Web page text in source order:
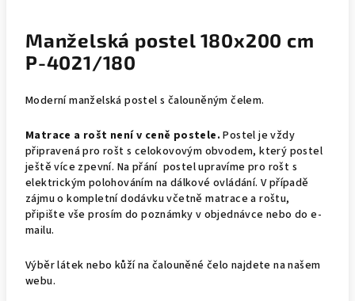
Manželská postel 180x200 cm
P-4021/180
Moderní manželská postel s čalouněným čelem.
Matrace a rošt není v ceně postele. Postel je vždy
připravená pro rošt s celokovovým obvodem, který postel
ještě více zpevní. Na přání postel upravíme pro rošt s
elektrickým polohováním na dálkové ovládání. V případě
zájmu o kompletní dodávku včetně matrace a roštu,
připište vše prosím do poznámky v objednávce nebo do e-
mailu.
Výběr látek nebo kůží na čalouněné čelo najdete na našem
webu.